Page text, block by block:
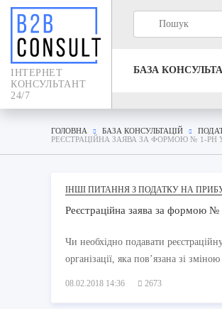
IНТЕРНЕТ
КОНСУЛЬТАНТ
24/7
БАЗА
ГОЛОВНА БАЗА КОНСУЛЬТАЦIЙ
РЕЄСТРАЦІЙНА ЗАЯВА ЗА ФОРМОЮ № 1-РН
ІНШІ ПИТАННЯ З ПОДАТКУ НА
Реєстраційна заява за формою №
Чи необхідно подавати
організації, яка пов’язана зі
08.02.2018 14:36 2673